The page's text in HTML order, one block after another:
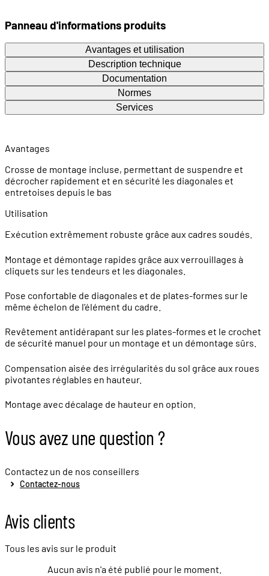
Panneau d'informations produits
Avantages et utilisation
Description technique
Documentation
Normes
Services
Avantages
Crosse de montage incluse, permettant de suspendre et
décrocher rapidement et en sécurité les diagonales et
entretoises depuis le bas
Utilisation
Exécution extrêmement robuste grâce aux cadres soudés.
Montage et démontage rapides grâce aux verrouillages à
cliquets sur les tendeurs et les diagonales.
Pose confortable de diagonales et de plates-formes sur le
même échelon de l’élément du cadre.
Revêtement antidérapant sur les plates-formes et le crochet
de sécurité manuel pour un montage et un démontage sûrs.
Compensation aisée des irrégularités du sol grâce aux roues
pivotantes réglables en hauteur.
Montage avec décalage de hauteur en option.
Vous avez une question ?
Contactez un de nos conseillers
Contactez-nous
Avis clients
Tous les avis sur le produit
Aucun avis n'a été publié pour le moment.